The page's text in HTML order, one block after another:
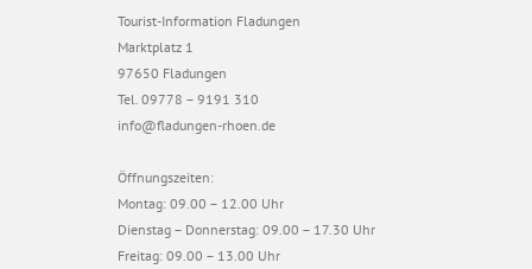
Tourist-Information Fladungen
Marktplatz 1
97650 Fladungen
Tel. 09778 – 9191 310
info@fladungen-rhoen.de
Öffnungszeiten:
Montag: 09.00 – 12.00 Uhr
Dienstag – Donnerstag: 09.00 – 17.30 Uhr
Freitag: 09.00 – 13.00 Uhr